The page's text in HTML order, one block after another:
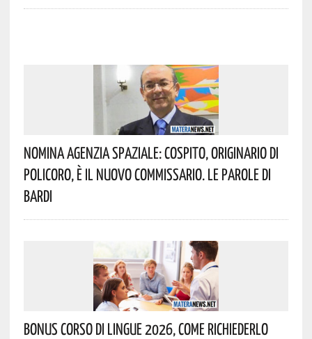
Nomina Agenzia Spaziale: Cospito, Originario Di
Policoro, È Il Nuovo Commissario. Le Parole Di
Bardi
Bonus Corso Di Lingue 2026, Come Richiederlo